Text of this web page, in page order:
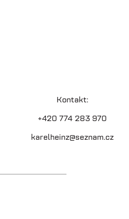
Kontakt:
+420 774 283 970
karelheinz@seznam.cz